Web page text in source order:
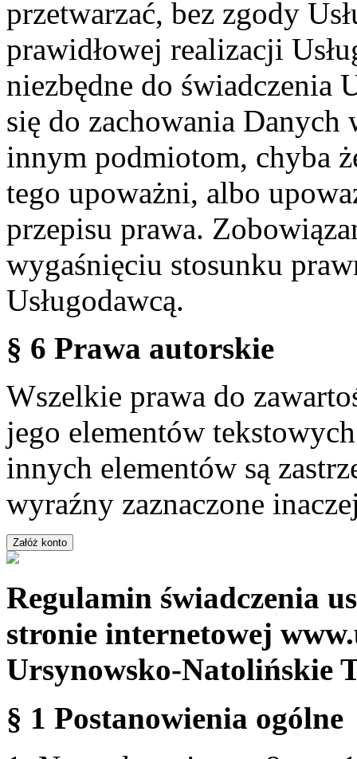
przetwarzać, bez zgody
prawidłowej realizacji
niezbędne do świadczenia
się do zachowania
innym podmiotom, chyba
tego upoważni, albo
przepisu prawa.
wygaśnięciu stosunku
Usługodawcą.
§ 6 Prawa autorskie
Wszelkie prawa do
jego elementów
innych elementów są
wyraźny zaznaczone
Regulamin świadczenia
stronie internetowej
Ursynowsko-Natolińskie
§ 1 Postanowienia ogólne